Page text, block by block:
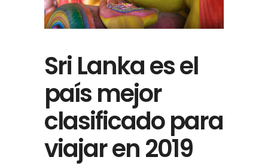
Sri Lanka es el
país mejor
clasificado para
viajar en 2019